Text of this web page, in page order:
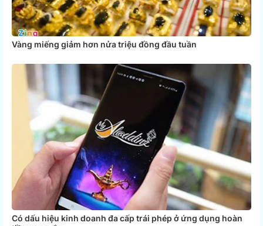
Vàng miếng giảm hơn nửa triệu đồng đầu tuần
Có dấu hiệu kinh doanh đa cấp trái phép ở ứng dụng hoàn